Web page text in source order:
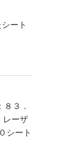
ート
３．
レーザ
シート